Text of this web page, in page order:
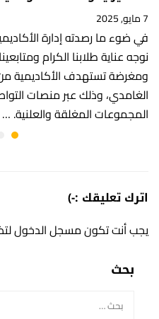
7 مايو, 2025
في ضوء ما رصدته إدارة
نوجه عناية طلابنا الكرام
ومغرضة تستهدف
الغامدي، وذلك عبر منصات
المجموعات المغلقة والعلنية. …
اترك تعليقك :-)
يجب أنت تكونمسجل الدخول
بحث